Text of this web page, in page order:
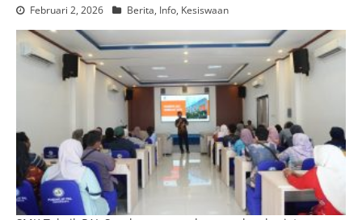
Februari 2, 2026 Berita, Info, Kesiswaan